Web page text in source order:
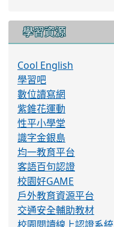
學習資源
Cool English
學習吧
數位讀寫網
紫錐花運動
性平小學堂
識字金銀島
均一教育平台
客語百句認證
校園好GAME
戶外教育資源平台
交通安全輔助教材